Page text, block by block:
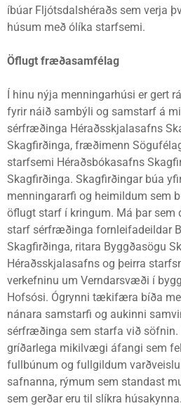
íbúar Fljótsdalshéraðs sem verja
húsum með ólíka starfsemi.
Öflugt fræðasamfélag
Í hinu nýja menningarhúsi er gert
fyrir náið sambýli og samstarf á
sérfræðinga Héraðsskjalasafns
Skagfirðinga, fræðimenn
starfsemi Héraðsbókasafns
Skagfirðinga. Skagfirðingar búa
menningararfi og heimildum sem
öflugt starf í kringum. Má þar
starf sérfræðinga fornleifadeildar
Skagfirðinga, ritara Byggðasögu
Héraðsskjalasafns og þeirra
verkefninu um Verndarsvæði í
Hofsósi. Ógrynni tækifæra bíða
nánara samstarfi og aukinni
sérfræðinga sem starfa við söfnin.
gríðarlega mikilvægi áfangi sem
fullbúnum og fullgildum
safnanna, rýmum sem standast
sem gerðar eru til slíkra húsakynna.